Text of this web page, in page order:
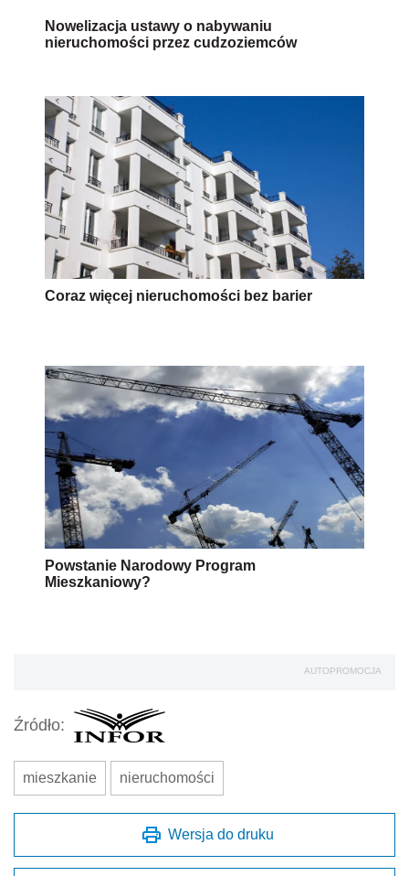
Nowelizacja ustawy o nabywaniu
nieruchomości przez cudzoziemców
Coraz więcej nieruchomości bez barier
Powstanie Narodowy Program
Mieszkaniowy?
AUTOPROMOCJA
Źródło:
mieszkanie nieruchomości
Wersja do druku